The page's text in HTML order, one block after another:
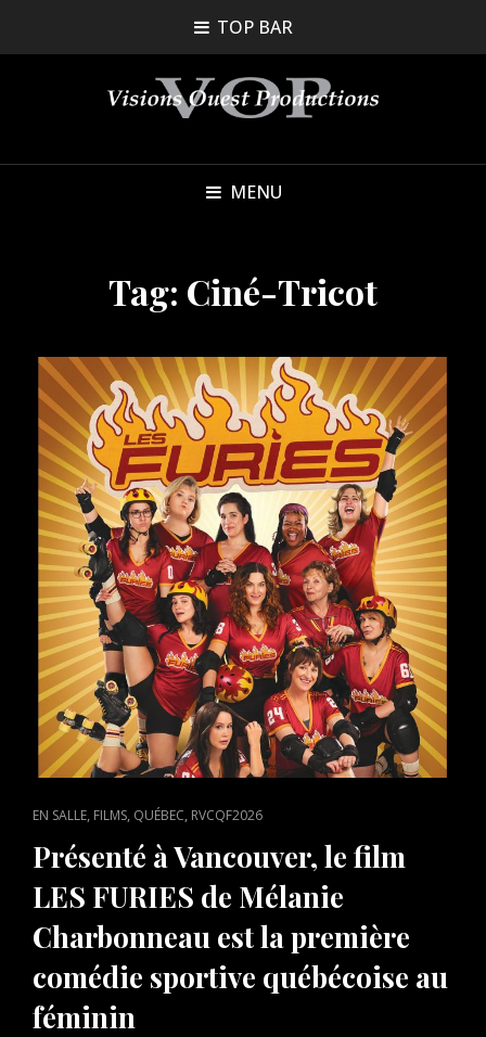
TOP BAR
MENU
Tag: Ciné-Tricot
CAT
EN SALLE, FILMS, QUÉBEC, RVCQF2026
Présenté à Vancouver, le film
LES FURIES de Mélanie
Charbonneau est la première
comédie sportive québécoise au
féminin